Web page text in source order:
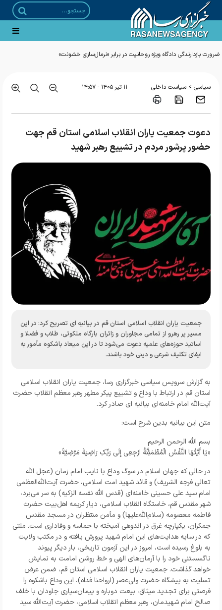
سیاسی > سیاست داخلی ۱۱ تير ۱۴۰۵ - ۱۴:۵۷
دعوت جمعیت یاران انقلاب اسلامی استان قم جهت
حضور پرشور مردم در تشییع رهبر شهید
جمعیت یاران انقلاب اسلامی استان قم در بیانیه ای تصریح کرد: در این
مسیر پر رهرو از تمامی مجاوران و زائران بارگاه ملکوتی، طلاب و فضلا و
اساتید حوزه‌های علمیه دعوت می‌شود تا در این میعاد باشکوه مأمور به
ایفای تکلیف شرعی و دینی خود باشند.
به گزارش سرویس سیاسی خبرگزاری رسا، جمعیت یاران انقلاب اسلامی
استان قم در ارتباط با وداع و تشییع پیکر مطهر رهبر معظم انقلاب حضرت
آیت‌الله امام خامنه‌ای بیانیه ای صادر کرد.
متن این بیانیه بدین شرح است:
بسم الله الرحمن الرحیم
«يَا أَيَّتُهَا النَّفْسُ الْمُطْمَئِنَّةُ ارْجِعِي إِلَى رَبِّكِ رَاضِيَةً مَرْضِيَّةً»
در حالی که جهان اسلام در سوگ وداع با نایب امام زمان (عجل الله
تعالی فرجه الشریف) و قائد شهید امت اسلامی، حضرت آیت‌الله‌العظمی
امام سید علی حسینی خامنه‌ای (قدس الله نفسه الزکیه) به سر می‌برد،
شهر مقدس قم، خاستگاه انقلاب اسلامی، دیار کریمه اهل‌بیت حضرت
فاطمه معصومه (سلام‌الله‌علیها) و مأمن منتظران در مسجد مقدس
جمکران، یکپارچه غرق در اندوهی آمیخته با حماسه و وفاداری است. ملتی
که در سایه هدایت‌های این امام شهید پرورش یافته و در مکتب ولایت
به بلوغ رسیده است، امروز در این آزمون تاریخی، بار دیگر پیوند
ناگسستنی خود را با آرمان‌های الهی و خط روشن امامت به نمایش
خواهد گذاشت. جمعیت یاران انقلاب اسلامی استان قم، ضمن عرض
تسلیت به پیشگاه حضرت ولی‌عصر (ارواحنا فداه)، این وداع باشکوه را
فرصتی برای تجدید میثاق، بیعت دوباره و پیمان‌سپاری جاودان با خلف
صالح امام شهیدمان، رهبر معظم انقلاب اسلامی، حضرت آیت‌الله سید